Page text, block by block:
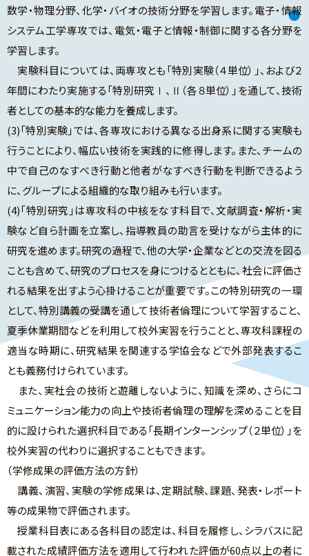
数学・物理分野、化学・バイオの技術分野を学習します。電子・情報
システム工学専攻では、電気・電子と情報・制御に関する各分野を
学習します。
実験科目については、両専攻とも「特別実験（４単位）」、および２
年間にわたり実施する「特別研究Ⅰ、Ⅱ（各８単位）」を通して、技術
者としての基本的な能力を養成します。
(3)「特別実験」では、各専攻における異なる出身系に関する実験も
行うことにより、幅広い技術を実践的に修得します。また、チームの
中で自己のなすべき行動と他者がなすべき行動を判断できるよう
に、グループによる組織的な取り組みも行います。
(4)「特別研究」は専攻科の中核をなす科目で、文献調査・解析・実
験など自ら計画を立案し、指導教員の助言を受けながら主体的に
研究を進めます。研究の過程で、他の大学・企業などとの交流を図る
ことも含めて、研究のプロセスを身につけるとともに、社会に評価さ
れる結果を出すよう心掛けることが重要です。この特別研究の一環
として、特別講義の受講を通して技術者倫理について学習すること、
夏季休業期間などを利用して校外実習を行うことと、専攻科課程の
適当な時期に、研究結果を関連する学協会などで外部発表するこ
とも義務付けられています。
また、実社会の技術と遊離しないように、知識を深め、さらにコ
ミュニケーション能力の向上や技術者倫理の理解を深めることを目
的に設けられた選択科目である「長期インターンシップ（２単位）」を
校外実習の代わりに選択することもできます。
（学修成果の評価方法の方針）
講義、演習、実験の学修成果は、定期試験、課題、発表・レポート
等の成果物で評価されます。
授業科目表にある各科目の認定は、科目を履修し、シラバスに記
載された成績評価方法を適用して行われた評価が60点以上の者に